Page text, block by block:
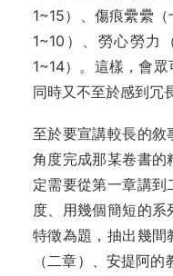
1~15）、傷痕纍纍
1~10）、勞心勞力
1~14）。這樣，會
同時又不至於感到冗
至於要宣講較長的敘
角度完成那某卷書的
定需要從第一章講到
度、用幾個簡短的
特徵為題，抽出幾間
（二章）、安提阿